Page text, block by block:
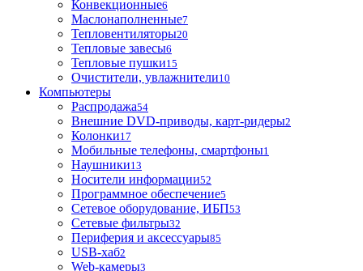
Конвекционные6
Маслонаполненные7
Тепловентиляторы20
Тепловые завесы6
Тепловые пушки15
Очистители, увлажнители10
Компьютеры
Распродажа54
Внешние DVD-приводы, карт-ридеры2
Колонки17
Мобильные телефоны, смартфоны1
Наушники13
Носители информации52
Программное обеспечение5
Сетевое оборудование, ИБП53
Сетевые фильтры32
Периферия и аксессуары85
USB-хаб2
Web-камеры3